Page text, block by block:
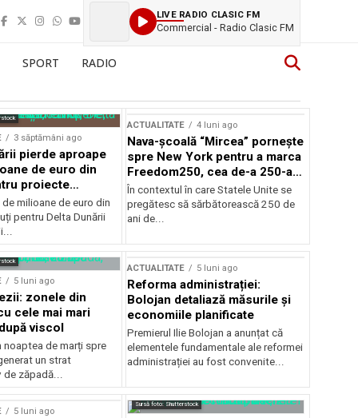
LIVE RADIO CLASIC FM
Commercial - Radio Clasic FM
SPORT RADIO
3 săptămâni ago
pierde aproape
de euro din
proiecte
milioane de euro din
pentru Delta Dunării
ACTUALITATE 4 luni ago
Nava-școală “Mircea” pornește
spre New York pentru a marca
Freedom250, cea de-a 250-a
aniversare a Statelor Unite
În contextul în care Statele Unite se
pregătesc să sărbătorească 250 de
ani de...
5 luni ago
zonele din
cele mai mari
viscol
noaptea de marți spre
un strat
zăpadă...
ACTUALITATE 5 luni ago
Reforma administrației:
Bolojan detaliază măsurile și
economiile planificate
Premierul Ilie Bolojan a anunțat că
elementele fundamentale ale reformei
administrației au fost convenite...
5 luni ago
Sursă foto: Shutterstock